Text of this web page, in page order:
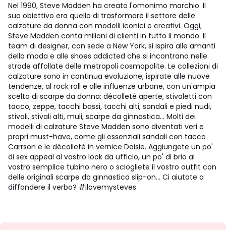
Nel 1990, Steve Madden ha creato l'omonimo marchio. Il
suo obiettivo era quello di trasformare il settore delle
calzature da donna con modelli iconici e creativi. Oggi,
Steve Madden conta milioni di clienti in tutto il mondo. Il
team di designer, con sede a New York, si ispira alle amanti
della moda e alle shoes addicted che si incontrano nelle
strade affollate delle metropoli cosmopolite. Le collezioni di
calzature sono in continua evoluzione, ispirate alle nuove
tendenze, al rock roll e alle influenze urbane, con un'ampia
scelta di scarpe da donna: décolleté aperte, stivaletti con
tacco, zeppe, tacchi bassi, tacchi alti, sandali e piedi nudi,
stivali, stivali alti, muli, scarpe da ginnastica... Molti dei
modelli di calzature Steve Madden sono diventati veri e
propri must-have, come gli essenziali sandali con tacco
Carrson e le décolleté in vernice Daisie. Aggiungete un po'
di sex appeal al vostro look da ufficio, un po' di brio al
vostro semplice tubino nero o sciogliete il vostro outfit con
delle originali scarpe da ginnastica slip-on... Ci aiutate a
diffondere il verbo? #ilovemysteves